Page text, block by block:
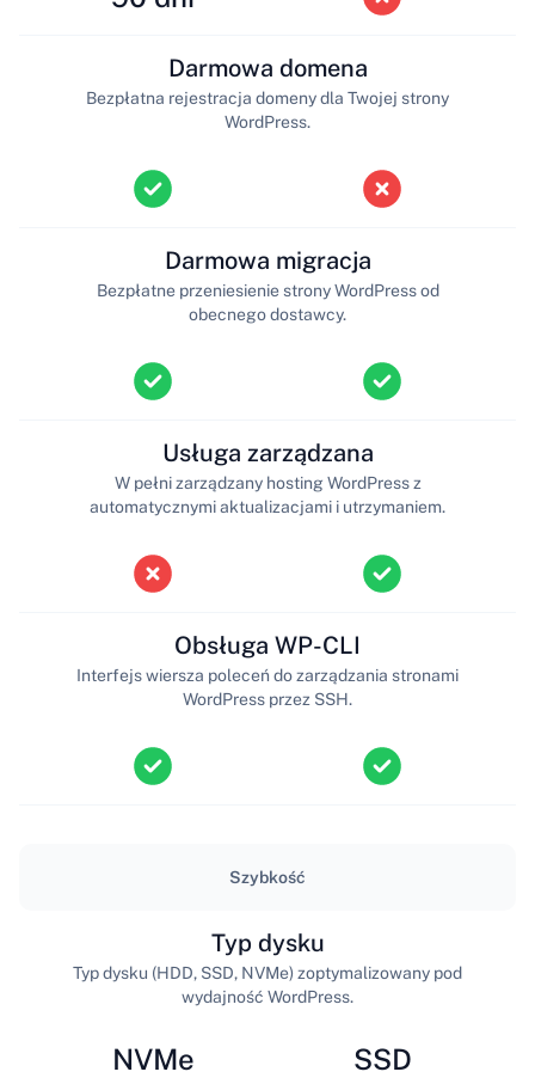
Darmowa domena
Bezpłatna rejestracja domeny dla Twojej strony
WordPress.
Darmowa migracja
Bezpłatne przeniesienie strony WordPress od
obecnego dostawcy.
Usługa zarządzana
W pełni zarządzany hosting WordPress z
automatycznymi aktualizacjami i utrzymaniem.
Obsługa WP-CLI
Interfejs wiersza poleceń do zarządzania stronami
WordPress przez SSH.
Szybkość
NVMe
Typ dysku
Typ dysku (HDD, SSD, NVMe) zoptymalizowany pod
wydajność WordPress.
SSD